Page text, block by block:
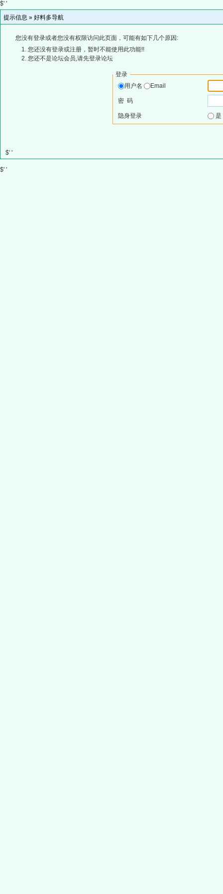
$' '
提示信息 » 好料多导航
您没有登录或者您没有权限访问此页面，可能有如下几个原因:
您还没有登录或注册，暂时不能使用此功能!!
您还不是论坛会员,请先登录论坛
登录
用户名
Email
密 码
隐身登录
$' '
$' '